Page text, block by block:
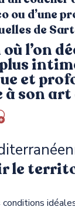
ou d’une
de
l’on
et
son art
le
conditions